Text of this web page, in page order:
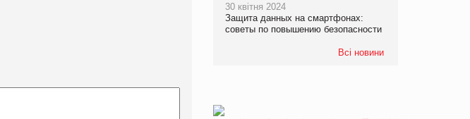
30 квітня 2024
Защита данных на смартфонах:
советы по повышению безопасности
Всі новини